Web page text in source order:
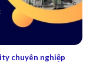
Dịch vụ nằm top